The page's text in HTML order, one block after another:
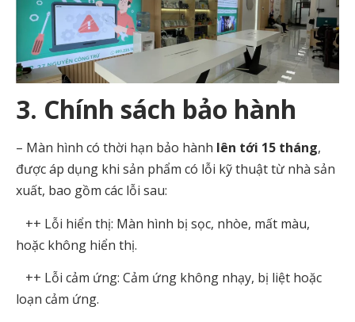
3. Chính sách bảo hành
– Màn hình có thời hạn bảo hành lên tới 15 tháng,
được áp dụng khi sản phẩm có lỗi kỹ thuật từ nhà sản
xuất, bao gồm các lỗi sau:
++ Lỗi hiển thị: Màn hình bị sọc, nhòe, mất màu,
hoặc không hiển thị.
++ Lỗi cảm ứng: Cảm ứng không nhạy, bị liệt hoặc
loạn cảm ứng.